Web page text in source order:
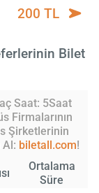
200 TL
Bilet
Saat: 5Saat
Firmalarının
Şirketlerinin
Al: biletall.com!
Ortalama
Süre